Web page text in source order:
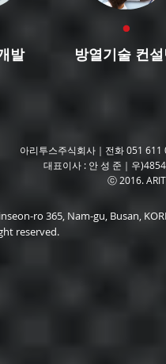
방열기술 컨
발
아리투스주식회사｜전화 051
대표이사 : 안 성 준｜우
ⓒ 2016.
ro 365, Nam-gu, Busan,
reserved.